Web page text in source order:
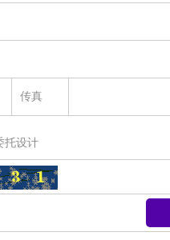
公司
公司
限公司
司
传真
托设计